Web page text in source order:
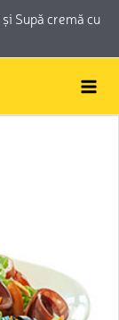
și Supă cremă cu